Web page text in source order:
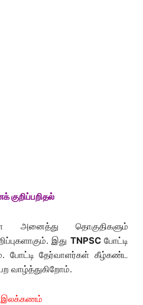
அனைத்து தொகுதிகளும்
இதுTNPSCபோட்டி
போட்டி தேர்வாளர்கள் கீழ்கண்ட
வாழ்த்துகிறோம்.
இலக்கணம்